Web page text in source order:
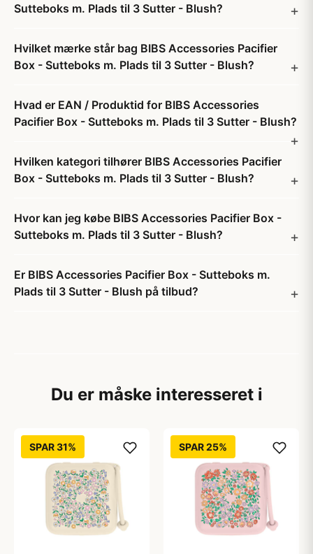
Sutteboks m. Plads til 3 Sutter - Blush?
Hvilket mærke står bag BIBS Accessories Pacifier
Box - Sutteboks m. Plads til 3 Sutter - Blush?
Hvad er EAN / Produktid for BIBS Accessories
Pacifier Box - Sutteboks m. Plads til 3 Sutter - Blush?
Hvilken kategori tilhører BIBS Accessories Pacifier
Box - Sutteboks m. Plads til 3 Sutter - Blush?
Hvor kan jeg købe BIBS Accessories Pacifier Box -
Sutteboks m. Plads til 3 Sutter - Blush?
Er BIBS Accessories Pacifier Box - Sutteboks m.
Plads til 3 Sutter - Blush på tilbud?
Du er måske interesseret i
SPAR 31% SPAR 25%